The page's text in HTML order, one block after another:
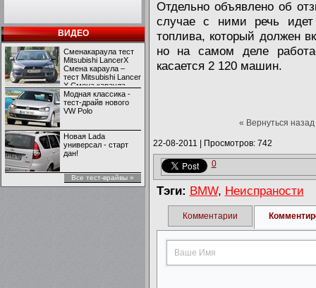
ВИДЕО
Сменакараула тест
Mitsubishi LancerX
Смена караула –
тест Mitsubishi Lancer
X Смена караула –
тест Mitsubishi Lancer
X
Модная классика -
тест-драйв нового
VW Polo
Новая Lada
универсал - старт
дан!
Все тест-врайвы »
Отдельно объявлено об
случае с ними речь идет
топлива, который должен
но на самом деле
касается 2 120 машин.
« Вернуться назад
22-08-2011 Просмотров: 742
0
Тэги: BMW, Неиспраности
Комментарии